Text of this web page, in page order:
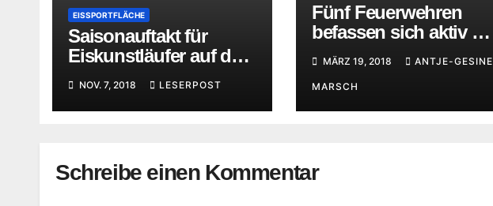
EISSPORTFLÄCHE
Saisonauftakt für
Eiskunstläufer auf dem
NOV. 7, 2018 LESERPOST
Fünf Feuerwehren
befassen sich aktiv mit
Thema Eisrettung
MÄRZ 19, 2018 ANTJE-GESINE
MARSCH
Schreibe einen Kommentar